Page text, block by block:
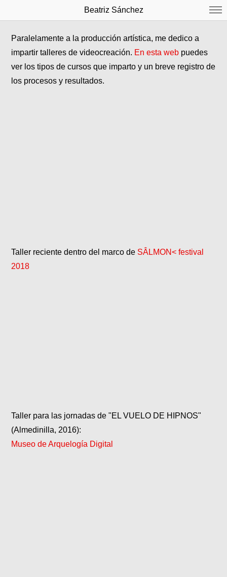
Beatriz Sánchez
Paralelamente a la producción artística, me dedico a
impartir talleres de videocreación. En esta web puedes
ver los tipos de cursos que imparto y un breve registro de
los procesos y resultados.
Taller reciente dentro del marco de SÂLMON< festival
2018
Taller para las jornadas de "EL VUELO DE HIPNOS"
(Almedinilla, 2016):
Museo de Arquelogía Digital